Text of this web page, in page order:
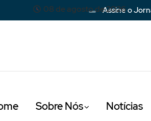
Assine o
08 de agosto de 2026
Sobre Nós Notícias